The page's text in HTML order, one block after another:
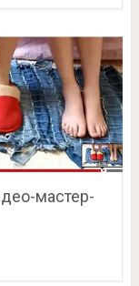
мастер-